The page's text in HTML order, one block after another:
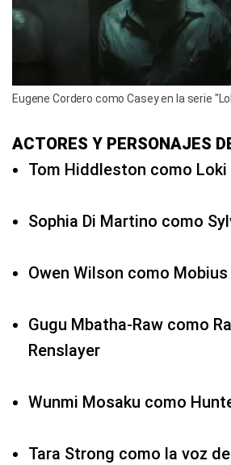
Eugene Cordero como Casey en la serie
ACTORES Y PERSONAJES
Tom Hiddleston como Loki
Sophia Di Martino como
Owen Wilson como
Gugu Mbatha-Raw como
Renslayer
Wunmi Mosaku como
Tara Strong como la voz